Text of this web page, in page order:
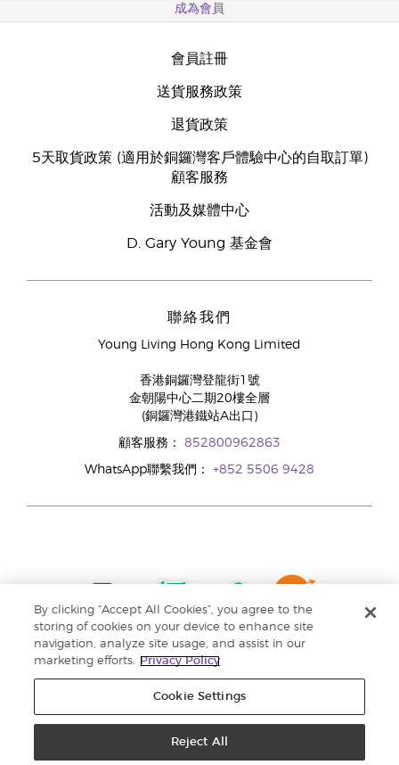
成為會員
會員註冊
送貨服務政策
退貨政策
5天取貨政策 (適用於銅鑼灣客戶體驗中心的自取訂單)
顧客服務
活動及媒體中心
D. Gary Young 基金會
聯絡我們
Young Living Hong Kong Limited
香港銅鑼灣登龍街1號
金朝陽中心二期20樓全層
(銅鑼灣港鐵站A出口)
顧客服務： 852800962863
WhatsApp聯繫我們： +852 5506 9428
By clicking “Accept All Cookies”, you agree to the
storing of cookies on your device to enhance site
navigation, analyze site usage, and assist in our
marketing efforts.
Privacy Policy
Cookie Settings
Reject All